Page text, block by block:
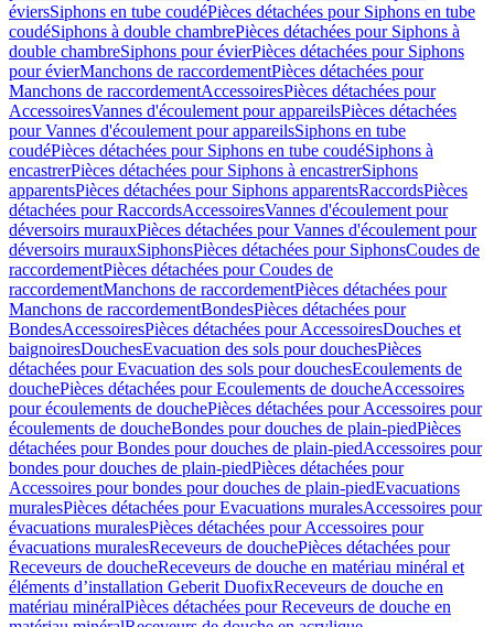
éviersSiphons en tube coudéPièces détachées pour Siphons en tube
coudéSiphons à double chambrePièces détachées pour Siphons à
double chambreSiphons pour évierPièces détachées pour Siphons
pour évierManchons de raccordementPièces détachées pour
Manchons de raccordementAccessoiresPièces détachées pour
AccessoiresVannes d'écoulement pour appareilsPièces détachées
pour Vannes d'écoulement pour appareilsSiphons en tube
coudéPièces détachées pour Siphons en tube coudéSiphons à
encastrerPièces détachées pour Siphons à encastrerSiphons
apparentsPièces détachées pour Siphons apparentsRaccordsPièces
détachées pour RaccordsAccessoiresVannes d'écoulement pour
déversoirs murauxPièces détachées pour Vannes d'écoulement pour
déversoirs murauxSiphonsPièces détachées pour SiphonsCoudes de
raccordementPièces détachées pour Coudes de
raccordementManchons de raccordementPièces détachées pour
Manchons de raccordementBondesPièces détachées pour
BondesAccessoiresPièces détachées pour AccessoiresDouches et
baignoiresDouchesEvacuation des sols pour douchesPièces
détachées pour Evacuation des sols pour douchesEcoulements de
douchePièces détachées pour Ecoulements de doucheAccessoires
pour écoulements de douchePièces détachées pour Accessoires pour
écoulements de doucheBondes pour douches de plain-piedPièces
détachées pour Bondes pour douches de plain-piedAccessoires pour
bondes pour douches de plain-piedPièces détachées pour
Accessoires pour bondes pour douches de plain-piedEvacuations
muralesPièces détachées pour Evacuations muralesAccessoires pour
évacuations muralesPièces détachées pour Accessoires pour
évacuations muralesReceveurs de douchePièces détachées pour
Receveurs de doucheReceveurs de douche en matériau minéral et
éléments d’installation Geberit DuofixReceveurs de douche en
matériau minéralPièces détachées pour Receveurs de douche en